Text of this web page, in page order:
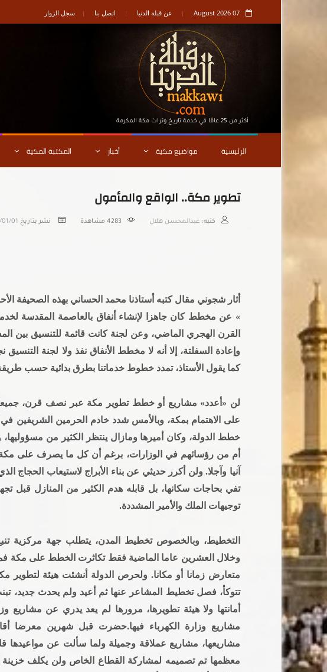
07 August 2026 عن قبلة الدنيا اتصل بنا سجل الزوار
أكثر من 25 عامًا في خدمة تاريـخ وتراث مكة المكرمة
الرئيسية مواضيع مكية أخبار المكتبة المكية
تطوير مكة.. الواقع والمأمول
كتبه: عبدالمحسن هلال 4283 مشاهدة نشر بتاريخ 01
أثار شجوني مقال كتبه أستاذنا محمد الحساني بهذه الصحيفة
» عن مخطط كان جاهزا لإنشاء أنفاق بالعاصمة المقدسة
القرن الهجري الماضي، وعن لجنة كانت قائمة للتنسيق بين
وإعادة السفلتة، إلا أنه لا مخطط الأنفاق نفذ ولا لجنة
كما يقول الأستاذ، تمدد خطوط خدماتنا بطرق بدائية حسب
لن «أعدد» مشاريع أو خطط تطوير مكة عبر نصف قرن،
على الاهتمام بمكة، وبالأمس شدد خادم الحرمين الشريفين
خطط الدولة، وكان أميرها ومازال ينتظر الكثير من
أم من رؤسائهم في الوزارات، برغم أن كل ما يصرف على مكة
آنيا وآجلا. ولن أكرر حديثي عن بناء الأبراج لاستيعاب الحجاج
تفي بحاجات سكانها، بل قابله هدم الكثير من المنازل قبل
توجيهات الملك والأمير المشددة.
التخطيط، وبالخصوص تخطيط المدن، يتطلب جهة مركزية
وخلال العشرين عاما الماضية فقط تكاثرت الخطط على مكة
متعارض زمانا أو مكانا. ولحرص الدولة أنشئت هيئة لتطوير
تتوكأ، فصل تخطيط المشاعر عنها ثم أعيد ولم يحدث جديد،
أمانتها ولا هيئة تطويرها، مرورها لم يعد يدري عن مشاريع
مشاريع وزارة الكهرباء فيها.حضرت قبل شهرين معرضا
مشاريعها، مشاريع عملاقة وجميلة ولما سألت عن مواعيدها
معظمها تم تصميمه لمشاركة القطاع الخاص ولن يكلف